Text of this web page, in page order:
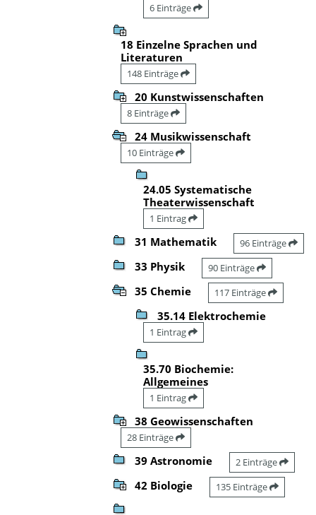
6 Einträge
18 Einzelne Sprachen und
Literaturen
148 Einträge
20 Kunstwissenschaften
8 Einträge
24 Musikwissenschaft
10 Einträge
24.05 Systematische
Theaterwissenschaft
1 Eintrag
31 Mathematik 96 Einträge
33 Physik 90 Einträge
35 Chemie 117 Einträge
35.14 Elektrochemie
1 Eintrag
35.70 Biochemie:
Allgemeines
1 Eintrag
38 Geowissenschaften
28 Einträge
39 Astronomie 2 Einträge
42 Biologie 135 Einträge